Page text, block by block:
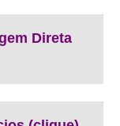
Direta